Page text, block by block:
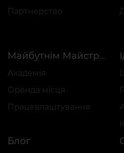
Партнерство
Майбутнім Майстрам
Академія
Оренда місця
Працевлаштування
Блог